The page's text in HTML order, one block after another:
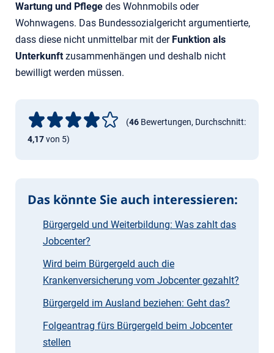
Wartung und Pflege des Wohnmobils oder
Wohnwagens. Das Bundessozialgericht argumentierte,
dass diese nicht unmittelbar mit der Funktion als
Unterkunftzusammenhängen und deshalb nicht
bewilligt werden müssen.
(46 Bewertungen, Durchschnitt:
4,17von 5)
Das könnte Sie auch interessieren:
Bürgergeld und Weiterbildung: Was zahlt das
Jobcenter?
Wird beim Bürgergeld auch die
Krankenversicherung vom Jobcenter gezahlt?
Bürgergeld im Ausland beziehen: Geht das?
Folgeantrag fürs Bürgergeld beim Jobcenter
stellen